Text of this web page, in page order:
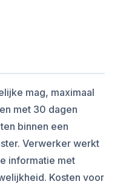
mag, maximaal
met 30 dagen
binnen een
Verwerker werkt
informatie met
Kosten voor